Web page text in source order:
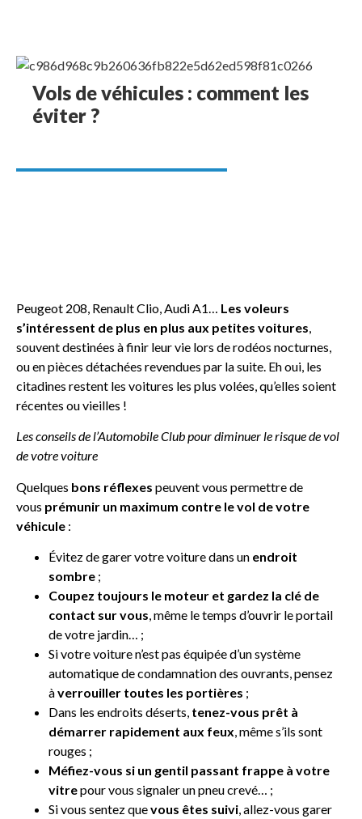
Vols de véhicules : comment les
éviter ?
Peugeot 208, Renault Clio, Audi A1… Les voleurs
s’intéressent de plus en plus aux petites voitures,
souvent destinées à finir leur vie lors de rodéos nocturnes,
ou en pièces détachées revendues par la suite. Eh oui, les
citadines restent les voitures les plus volées, qu’elles soient
récentes ou vieilles !
Les conseils de l’Automobile Club pour diminuer le risque de vol
de votre voiture
Quelques bons réflexes peuvent vous permettre de
vous prémunir un maximum contre le vol de votre
véhicule :
Évitez de garer votre voiture dans un endroit
sombre ;
Coupez toujours le moteur et gardez la clé de
contact sur vous, même le temps d’ouvrir le portail
de votre jardin… ;
Si votre voiture n’est pas équipée d’un système
automatique de condamnation des ouvrants, pensez
àverrouiller toutes les portières ;
Dans les endroits déserts, tenez-vous prêt à
démarrer rapidement aux feux, même s’ils sont
rouges ;
Méfiez-vous si un gentil passant frappe à votre
vitrepour vous signaler un pneu crevé… ;
Si vous sentez quevous êtes suivi, allez-vous garer